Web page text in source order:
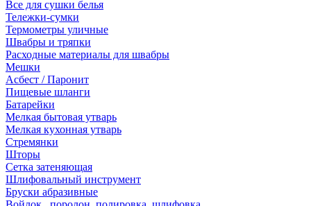
Все для сушки белья
Тележки-сумки
Термометры уличные
Швабры и тряпки
Расходные материалы для швабры
Мешки
Асбест / Паронит
Пищевые шланги
Батарейки
Мелкая бытовая утварь
Мелкая кухонная утварь
Стремянки
Шторы
Сетка затеняющая
Шлифовальный инструмент
Бруски абразивные